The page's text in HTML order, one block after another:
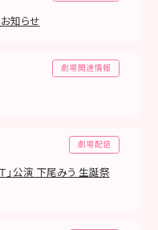
知らせ
劇場関連情報
劇場配信
」公演 下尾みう 生誕祭